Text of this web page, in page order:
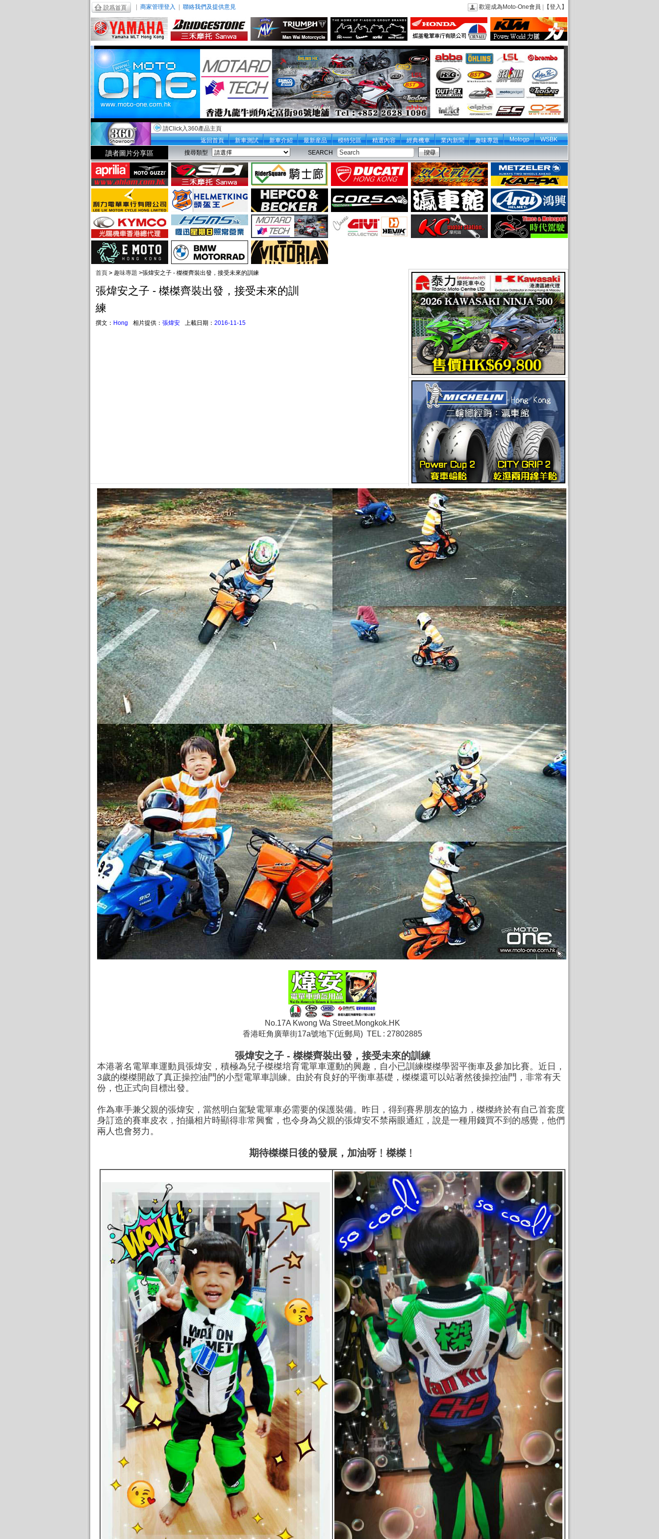
商家管理登入 聯絡我們及提供意見 歡迎成為Moto-One會員 【登入】
請Click入360產品主頁
返回首頁
新車測試 新車介紹 最新産品 模特兒區 精選內容 經典機車 業內新聞 趣味專題 Motogp WSBK
讀者圖片分享區 搜尋類型 SEARCH
首頁 > 趣味專題 >張煒安之子 - 榤榤齊裝出發，接受未來的訓練
張煒安之子 - 榤榤齊裝出發，接受未來的訓
練
撰文： Hong 相片提供： 張煒安 上載日期： 2016-11-15
No.17A Kwong Wa Street.Mongkok.HK
香港旺角廣華街17a號地下(近郵局) TEL : 27802885
張煒安之子 - 榤榤齊裝出發，接受未來的訓練
本港著名電單車運動員張煒安，積極為兒子榤榤培育電單車運動的興趣，自小已訓練榤榤學習平衡車及參加比賽。近日，
3歲的榤榤開啟了真正操控油門的小型電單車訓練。由於有良好的平衡車基礎，榤榤還可以站著然後操控油門，非常有天
份，也正式向目標出發。
作為車手兼父親的張煒安，當然明白駕駛電單車必需要的保護裝備。昨日，得到賽界朋友的協力，榤榤終於有自己首套度
身訂造的賽車皮衣，拍攝相片時顯得非常興奮，也令身為父親的張煒安不禁兩眼通紅，說是一種用錢買不到的感覺，他們
兩人也會努力。
期待榤榤日後的發展，加油呀﹗榤榤﹗